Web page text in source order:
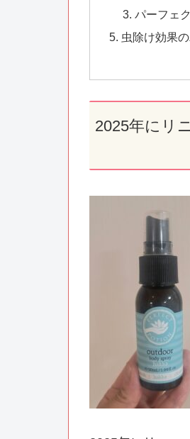
パーフェ
虫除け効果
2025年にリ